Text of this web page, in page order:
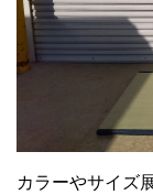
カラーやサイズ